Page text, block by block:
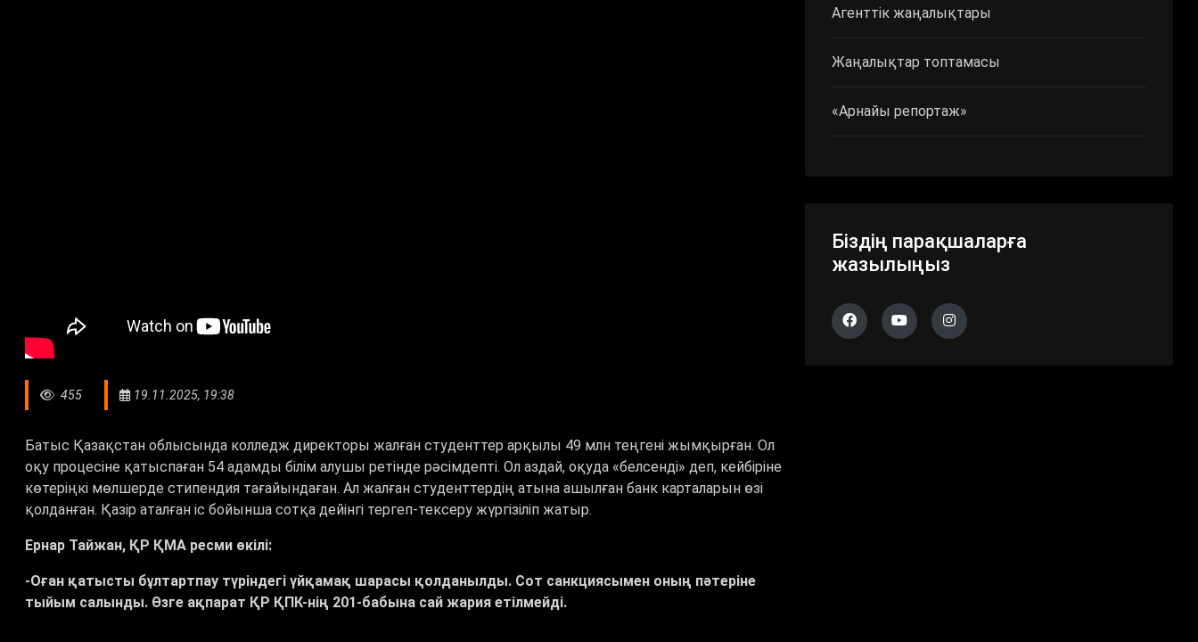
455 19.11.2025, 19:38
Батыс Қазақстан облысында колледж директоры жалған студенттер арқылы 49 млн теңгені жымқырған. Ол
оқу процесіне қатыспаған 54 адамды білім алушы ретінде рәсімдепті. Ол аздай, оқуда «белсенді» деп, кейбіріне
көтеріңкі мөлшерде стипендия тағайындаған. Ал жалған студенттердің атына ашылған банк карталарын өзі
қолданған. Қазір аталған іс бойынша сотқа дейінгі тергеп-тексеру жүргізіліп жатыр.
Ернар Тайжан, ҚР ҚМА ресми өкілі:
-Оған қатысты бұлтартпау түріндегі үйқамақ шарасы қолданылды. Сот санкциясымен оның пәтеріне
тыйым салынды. Өзге ақпарат ҚР ҚПК-нің 201-бабына сай жария етілмейді.
Агенттік жаңалықтары
Жаңалықтар топтамасы
«Арнайы репортаж»
Біздің парақшаларға
жазылыңыз